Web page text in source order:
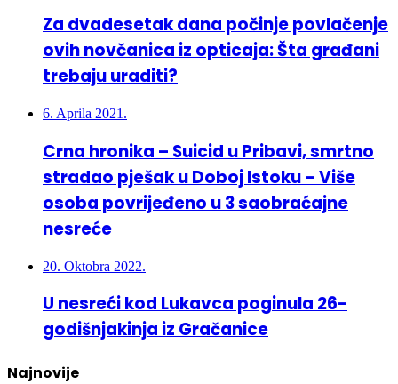
Za dvadesetak dana počinje povlačenje
ovih novčanica iz opticaja: Šta građani
trebaju uraditi?
6. Aprila 2021.
Crna hronika – Suicid u Pribavi, smrtno
stradao pješak u Doboj Istoku – Više
osoba povrijeđeno u 3 saobraćajne
nesreće
20. Oktobra 2022.
U nesreći kod Lukavca poginula 26-
godišnjakinja iz Gračanice
Najnovije